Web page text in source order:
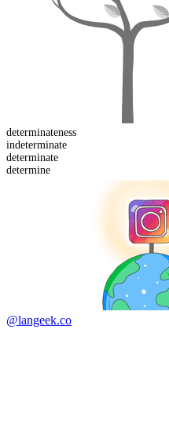
determinateness
indeterminate
determinate
determine
@langeek.co